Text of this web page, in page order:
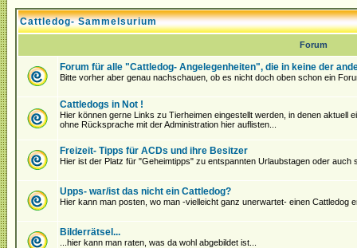
Cattledog- Sammelsurium
Forum
Forum für alle "Cattledog- Angelegenheiten", die in keine der
Bitte vorher aber genau nachschauen, ob es nicht doch oben schon ein
Cattledogs in Not !
Hier können gerne Links zu Tierheimen eingestellt werden, in denen aktuell
ohne Rücksprache mit der Administration hier auflisten...
Freizeit- Tipps für ACDs und ihre Besitzer
Hier ist der Platz für "Geheimtipps" zu entspannten Urlaubstagen oder auch
Upps- war/ist das nicht ein Cattledog?
Hier kann man posten, wo man -vielleicht ganz unerwartet- einen Cattledog
Bilderrätsel...
...hier kann man raten, was da wohl abgebildet ist...